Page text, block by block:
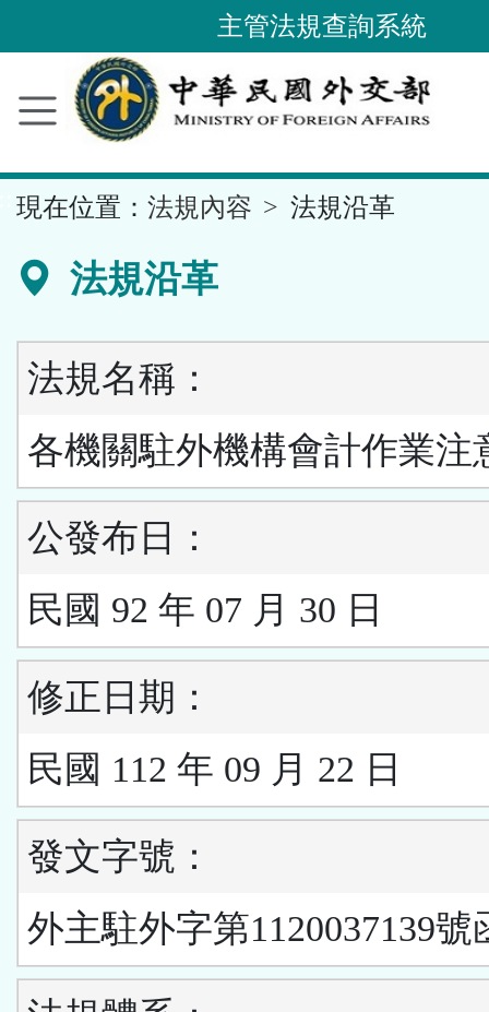
內
容
主管法規查詢系統
現在位置： 法規內容 法規沿革
法規沿革
法規名稱：
各機關駐外機構會計作業注
公發布日：
民國 92 年 07 月 30 日
修正日期：
民國 112 年 09 月 22 日
發文字號：
外主駐外字第1120037139號